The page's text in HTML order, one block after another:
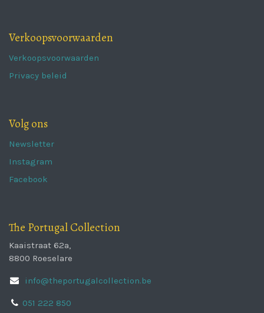
Verkoopsvoorwaarden
Verkoopsvoorwaarden
Privacy beleid
Volg ons
Newsletter
Instagram
Facebook
The Portugal Collection
Kaaistraat 62a,
8800 Roeselare
info@theportugalcollection.be
051 222 850